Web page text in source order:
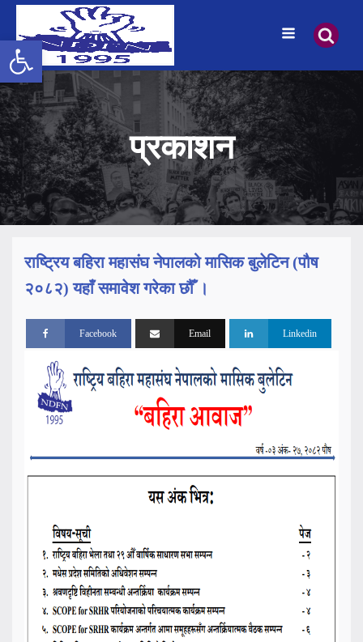
प्रकाशन
राष्ट्रिय बहिरा महासंघ नेपालको मासिक बुलेटिन (पौष
२०८२) यहाँ समावेश गरेका छौँ ।
Facebook Email Linkedin
उपकरणपट्टी खोल्नुहोस्